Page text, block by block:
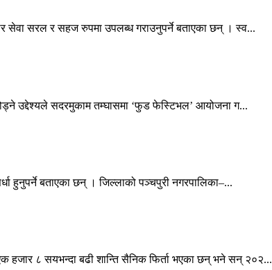
सेवा सरल र सहज रुपमा उपलब्ध गराउनुपर्ने बताएका छन् । स्व...
जोड्ने उद्देश्यले सदरमुकाम तम्घासमा ‘फुड फेस्टिभल’ आयोजना ग...
हुनुपर्ने बताएका छन् । जिल्लाको पञ्चपुरी नगरपालिका–...
८ सयभन्दा बढी शान्ति सैनिक फिर्ता भएका छन् भने सन् २०२...